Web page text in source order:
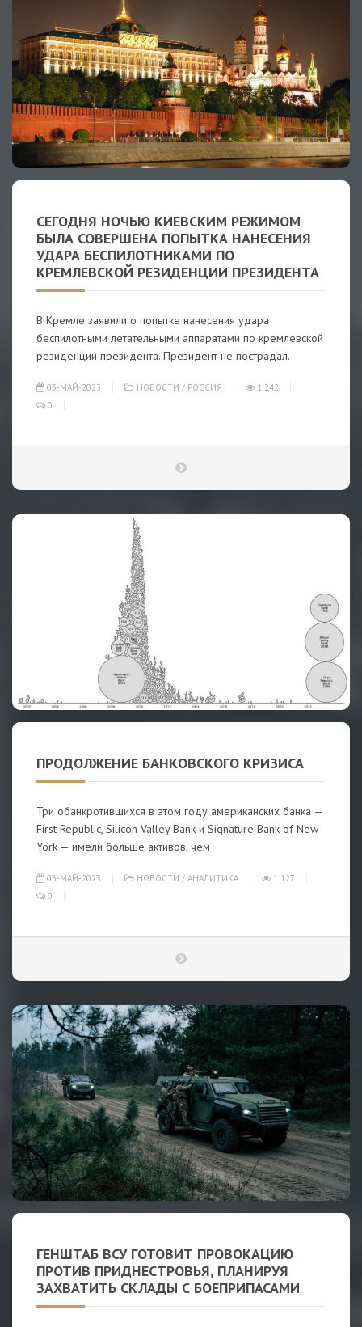
СЕГОДНЯ НОЧЬЮ КИЕВСКИМ РЕЖИМОМ
БЫЛА СОВЕРШЕНА ПОПЫТКА НАНЕСЕНИЯ
УДАРА БЕСПИЛОТНИКАМИ ПО
КРЕМЛЕВСКОЙ РЕЗИДЕНЦИИ ПРЕЗИДЕНТА
В Кремле заявили о попытке нанесения удара
беспилотными летательными аппаратами по кремлевской
резиденции президента. Президент не пострадал.
03-МАЙ-2023 НОВОСТИ / РОССИЯ
1 242
0
ПРОДОЛЖЕНИЕ БАНКОВСКОГО КРИЗИСА
Три обанкротившихся в этом году американских банка —
First Republic, Silicon Valley Bank и Signature Bank of New
York — имели больше активов, чем
03-МАЙ-2023 НОВОСТИ / АНАЛИТИКА
1 127
0
ГЕНШТАБ ВСУ ГОТОВИТ ПРОВОКАЦИЮ
ПРОТИВ ПРИДНЕСТРОВЬЯ, ПЛАНИРУЯ
ЗАХВАТИТЬ СКЛАДЫ С БОЕПРИПАСАМИ